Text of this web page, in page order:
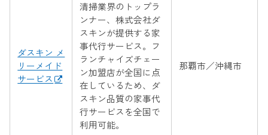
ダスキン メ
リーメイド
サービス
清掃業界のトップラ
ンナー、株式会社ダ
スキンが提供する家
事代行サービス。フ
ランチャイズチェー
ン加盟店が全国に点
在しているため、ダ
スキン品質の家事代
行サービスを全国で
利用可能。
那覇市／沖縄市